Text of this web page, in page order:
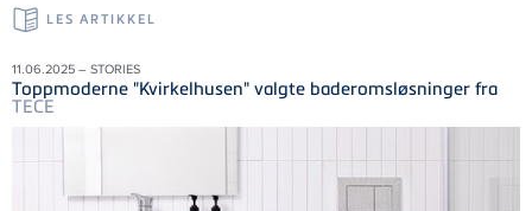
LES ARTIKKEL
11.06.2025 – STORIES
Toppmoderne "Kvirkelhusen" valgte baderomsløsninger fra
TECE